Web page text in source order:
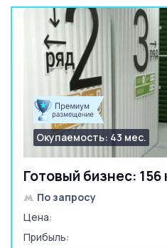
Готовый бизнес: 156
Окупаемость: 43 мес.
По запросу
Цена:
Прибыль: